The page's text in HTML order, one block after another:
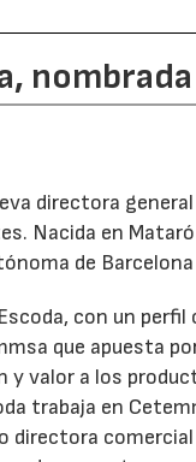
directora
Nacida en
de
con un
que apuesta
valor a los
trabaja en
directora